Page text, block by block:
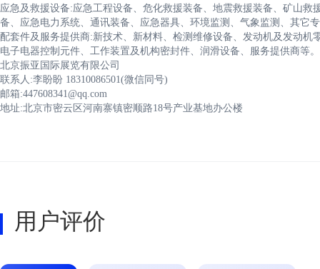
应急及救援设备:应急工程设备、危化救援装备、地震救援装备、矿山
备、应急电力系统、通讯装备、应急器具、环境监测、气象监测、其它
配套件及服务提供商:新技术、新材料、检测维修设备、发动机及发动
电子电器控制元件、工作装置及机构密封件、润滑设备、服务提供商等。
北京振亚国际展览有限公司
联系人:李盼盼 18310086501(微信同号)
邮箱:447608341@qq.com
地址:北京市密云区河南寨镇密顺路18号产业基地办公楼
用户评价